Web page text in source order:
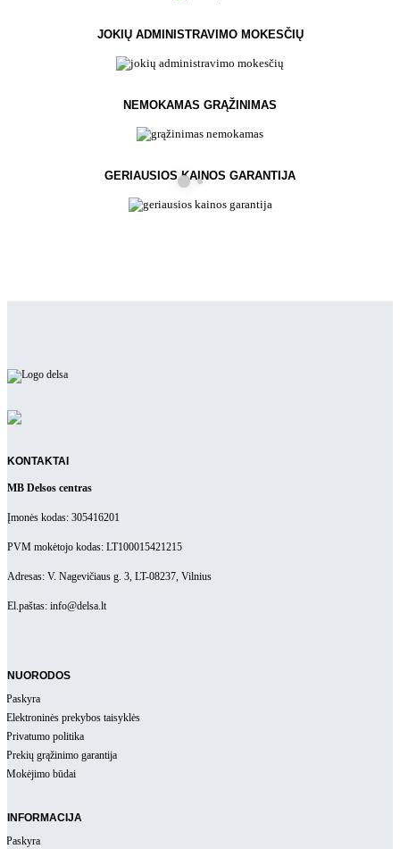
JOKIŲ ADMINISTRAVIMO MOKESČIŲ
NEMOKAMAS GRĄŽINIMAS
GERIAUSIOS KAINOS GARANTIJA
KONTAKTAI
MB Delsos centras
Įmonės kodas: 305416201
PVM mokėtojo kodas: LT100015421215
Adresas: V. Nagevičiaus g. 3, LT-08237, Vilnius
El.paštas: info@delsa.lt
NUORODOS
Paskyra
Elektroninės prekybos taisyklės
Privatumo politika
Prekių grąžinimo garantija
Mokėjimo būdai
INFORMACIJA
Paskyra